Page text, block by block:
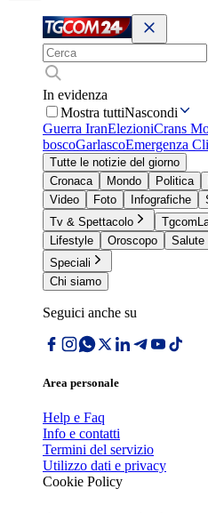
In evidenza
Mostra tuttiNascondi
Guerra IranElezioniCrans
boscoGarlascoEmergenza
Tutte le notizie del giorno
Cronaca
Mondo Politica
Video
Foto Infografiche
Tv & Spettacolo
Lifestyle
Oroscopo Salute
Speciali
Chi siamo
Seguici anche su
Area personale
Help e Faq
Info e contatti
Termini del servizio
Utilizzo dati e privacy
Cookie Policy